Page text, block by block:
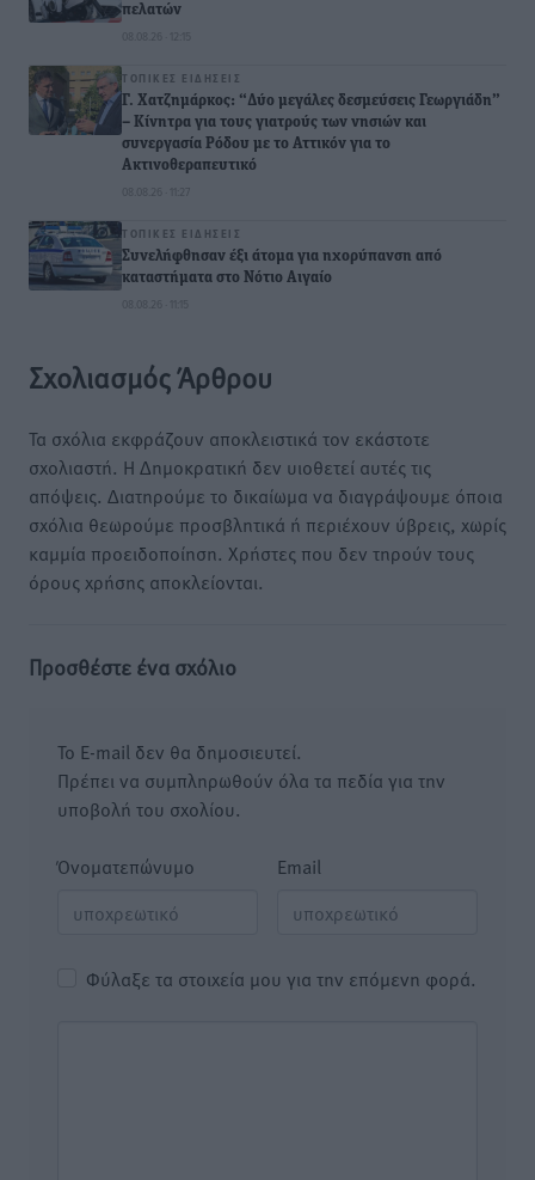
πελατών
ΤΟΠΙΚΈΣ ΕΙΔΉΣΕΙΣ
Γ. Χατζημάρκος: “Δύο μεγάλες δεσμεύσεις Γεωργιάδη”
– Κίνητρα για τους γιατρούς των νησιών και
συνεργασία Ρόδου με το Αττικόν για το
Ακτινοθεραπευτικό
08.08.26 · 11:27
ΤΟΠΙΚΈΣ ΕΙΔΉΣΕΙΣ
Συνελήφθησαν έξι άτομα για ηχορύπανση από
καταστήματα στο Νότιο Αιγαίο
Σχολιασμός Άρθρου
Τα σχόλια εκφράζουν αποκλειστικά τον εκάστοτε
σχολιαστή. Η Δημοκρατική δεν υιοθετεί αυτές τις
απόψεις. Διατηρούμε το δικαίωμα να διαγράψουμε όποια
σχόλια θεωρούμε προσβλητικά ή περιέχουν ύβρεις, χωρίς
καμμία προειδοποίηση. Χρήστες που δεν τηρούν τους
όρους χρήσης αποκλείονται.
Προσθέστε ένα σχόλιο
Το E-mail δεν θα δημοσιευτεί.
Πρέπει να συμπληρωθούν όλα τα πεδία για την
υποβολή του σχολίου.
Όνοματεπώνυμο Email
Φύλαξε τα στοιχεία μου για την επόμενη φορά.